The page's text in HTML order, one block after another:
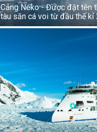
Cảng Neko - Được đặt tên
tàu săn cá voi từ đầu thế kỉ